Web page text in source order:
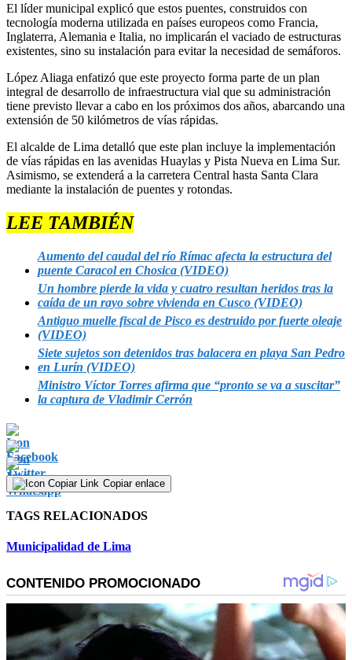
El líder municipal explicó que estos puentes, construidos con
tecnología moderna utilizada en países europeos como Francia,
Inglaterra, Alemania e Italia, no implicarán el vaciado de estructuras
existentes, sino su instalación para evitar la necesidad de semáforos.
López Aliaga enfatizó que este proyecto forma parte de un plan
integral de desarrollo de infraestructura vial que su administración
tiene previsto llevar a cabo en los próximos dos años, abarcando una
extensión de 50 kilómetros de vías rápidas.
El alcalde de Lima detalló que este plan incluye la implementación
de vías rápidas en las avenidas Huaylas y Pista Nueva en Lima Sur.
Asimismo, se extenderá a la carretera Central hasta Santa Clara
mediante la instalación de puentes y rotondas.
LEE TAMBIÉN
Aumento del caudal del río Rímac afecta la estructura del
puente Caracol en Chosica (VIDEO)
Un hombre pierde la vida y cuatro resultan heridos tras la
caída de un rayo sobre vivienda en Cusco (VIDEO)
Antiguo muelle fiscal de Pisco es destruido por fuerte oleaje
(VIDEO)
Siete sujetos son detenidos tras balacera en playa San Pedro
en Lurín (VIDEO)
Ministro Víctor Torres afirma que “pronto se va a suscitar”
la captura de Vladimir Cerrón
Copiar enlace
TAGS RELACIONADOS
Municipalidad de Lima